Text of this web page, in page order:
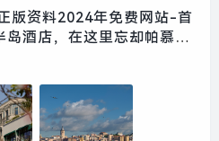
版资料2024年免费网站-首
岛酒店，在这里忘却帕慕克